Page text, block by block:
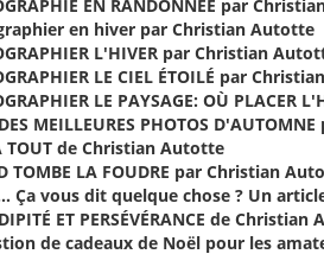
EN RANDONNÉE par
en hiver par Christian Autotte
L'HIVER par Christian
LE CIEL ÉTOILÉ par
LE PAYSAGE: OÙ
MEILLEURES PHOTOS
TOUT de Christian Autotte
TOMBE LA FOUDRE par Christian
Ça vous dit quelque chose ? Un
ET PERSÉVÉRANCE de
de cadeaux de Noël pour les